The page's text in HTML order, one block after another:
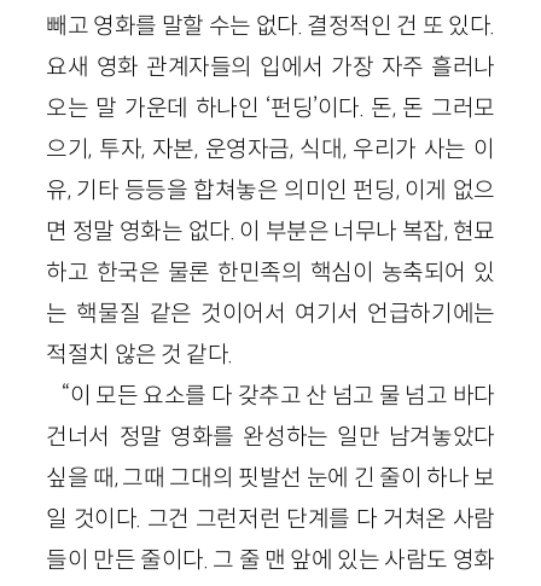
빼고 영화를 말할 수는 없다. 결정적인 건 또 있다.
요새 영화 관계자들의 입에서 가장 자주 흘러나
오는 말 가운데 하나인 ‘펀딩’이다. 돈, 돈 그러모
으기, 투자, 자본, 운영자금, 식대, 우리가 사는 이
유, 기타 등등을 합쳐놓은 의미인 펀딩, 이게 없으
면 정말 영화는 없다. 이 부분은 너무나 복잡, 현묘
하고 한국은 물론 한민족의 핵심이 농축되어 있
는 핵물질 같은 것이어서 여기서 언급하기에는
적절치 않은 것 같다.
“이 모든 요소를 다 갖추고 산 넘고 물 넘고 바다
건너서 정말 영화를 완성하는 일만 남겨놓았다
싶을 때, 그때 그대의 핏발선 눈에 긴 줄이 하나 보
일 것이다. 그건 그런저런 단계를 다 거쳐온 사람
들이 만든 줄이다. 그 줄 맨 앞에 있는 사람도 영화